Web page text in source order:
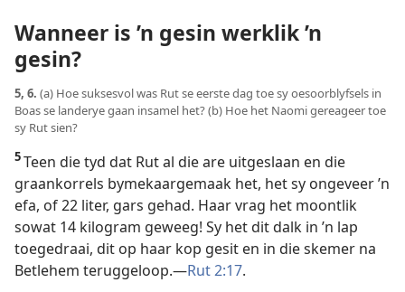
Wanneer is ’n gesin werklik ’n
gesin?
5, 6. (a) Hoe suksesvol was Rut se eerste dag toe sy oesoorblyfsels in
Boas se landerye gaan insamel het? (b) Hoe het Naomi gereageer toe
sy Rut sien?
5Teen die tyd dat Rut al die are uitgeslaan en die
graankorrels bymekaargemaak het, het sy ongeveer ’n
efa, of 22 liter, gars gehad. Haar vrag het moontlik
sowat 14 kilogram geweeg! Sy het dit dalk in ’n lap
toegedraai, dit op haar kop gesit en in die skemer na
Betlehem teruggeloop.—Rut 2:17.